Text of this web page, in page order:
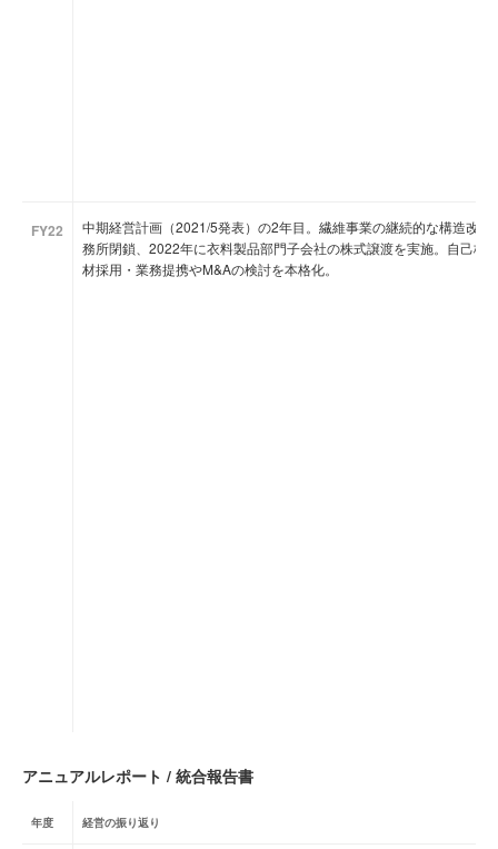
FY22
中期経営計画（2021/5発表）の2年目。繊維事業の継続的な構造改
務所閉鎖、2022年に衣料製品部門子会社の株式譲渡を実施。自己株
材採用・業務提携やM&Aの検討を本格化。
アニュアルレポート / 統合報告書
年度 経営の振り返り